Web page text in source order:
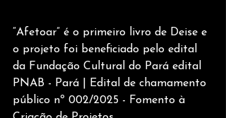
“Afetoar” é o primeiro livro de Deise e
o projeto foi beneficiado pelo edital
da Fundação Cultural do Pará edital
PNAB - Pará | Edital de chamamento
público nº 002/2025 - Fomento à